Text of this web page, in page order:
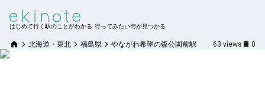
はじめて行く駅のことがわかる 行ってみたい街が見つかる
北海道・東北 福島県 やながわ希望の森公園前駅 63 views 0